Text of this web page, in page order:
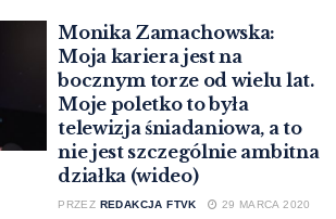
Monika Zamachowska:
Moja kariera jest na
bocznym torze od wielu lat.
Moje poletko to była
telewizja śniadaniowa, a to
nie jest szczególnie ambitna
działka (wideo)
PRZEZ REDAKCJA FTVK 29 MARCA 2020